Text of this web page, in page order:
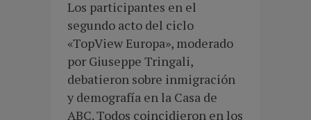
Los participantes en el
segundo acto del ciclo
«TopView Europa», moderado
por Giuseppe Tringali,
debatieron sobre inmigración
y demografía en la Casa de
ABC. Todos coincidieron en los